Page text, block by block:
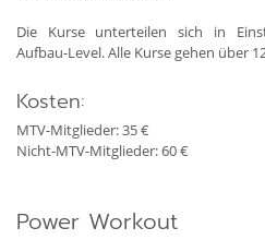
Die Kurse unterteilen sich in
Aufbau-Level. Alle Kurse gehen über
Kosten:
MTV-Mitglieder: 35 €
Nicht-MTV-Mitglieder: 60 €
Power Workout